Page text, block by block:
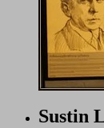
Sustin